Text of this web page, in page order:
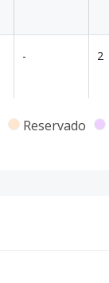
- 2
- 2
Reservado